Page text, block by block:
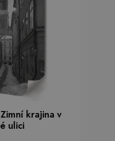
krajina v
ulici